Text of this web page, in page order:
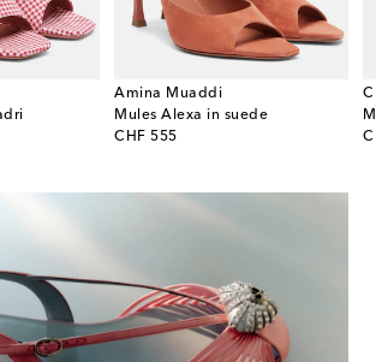
Amina Muaddi
Mules Alexa in suede
CHF 555
original price